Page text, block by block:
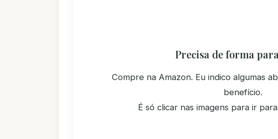
Precisa de forma
Compre na Amazon. Eu indico algumas
benefício.
É só clicar nas imagens para ir